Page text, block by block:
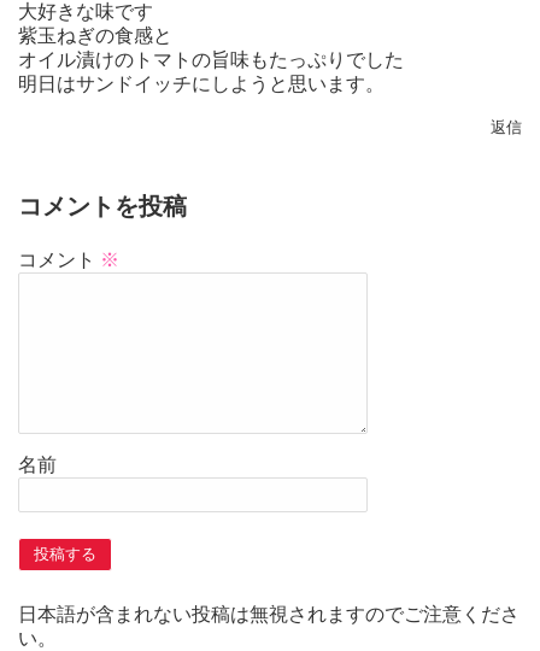
大好きな味です
紫玉ねぎの食感と
オイル漬けのトマトの旨味もたっぷりでした
明日はサンドイッチにしようと思います。
返信
コメントを投稿
コメント ※
名前
日本語が含まれない投稿は無視されますのでご注意くださ
い。